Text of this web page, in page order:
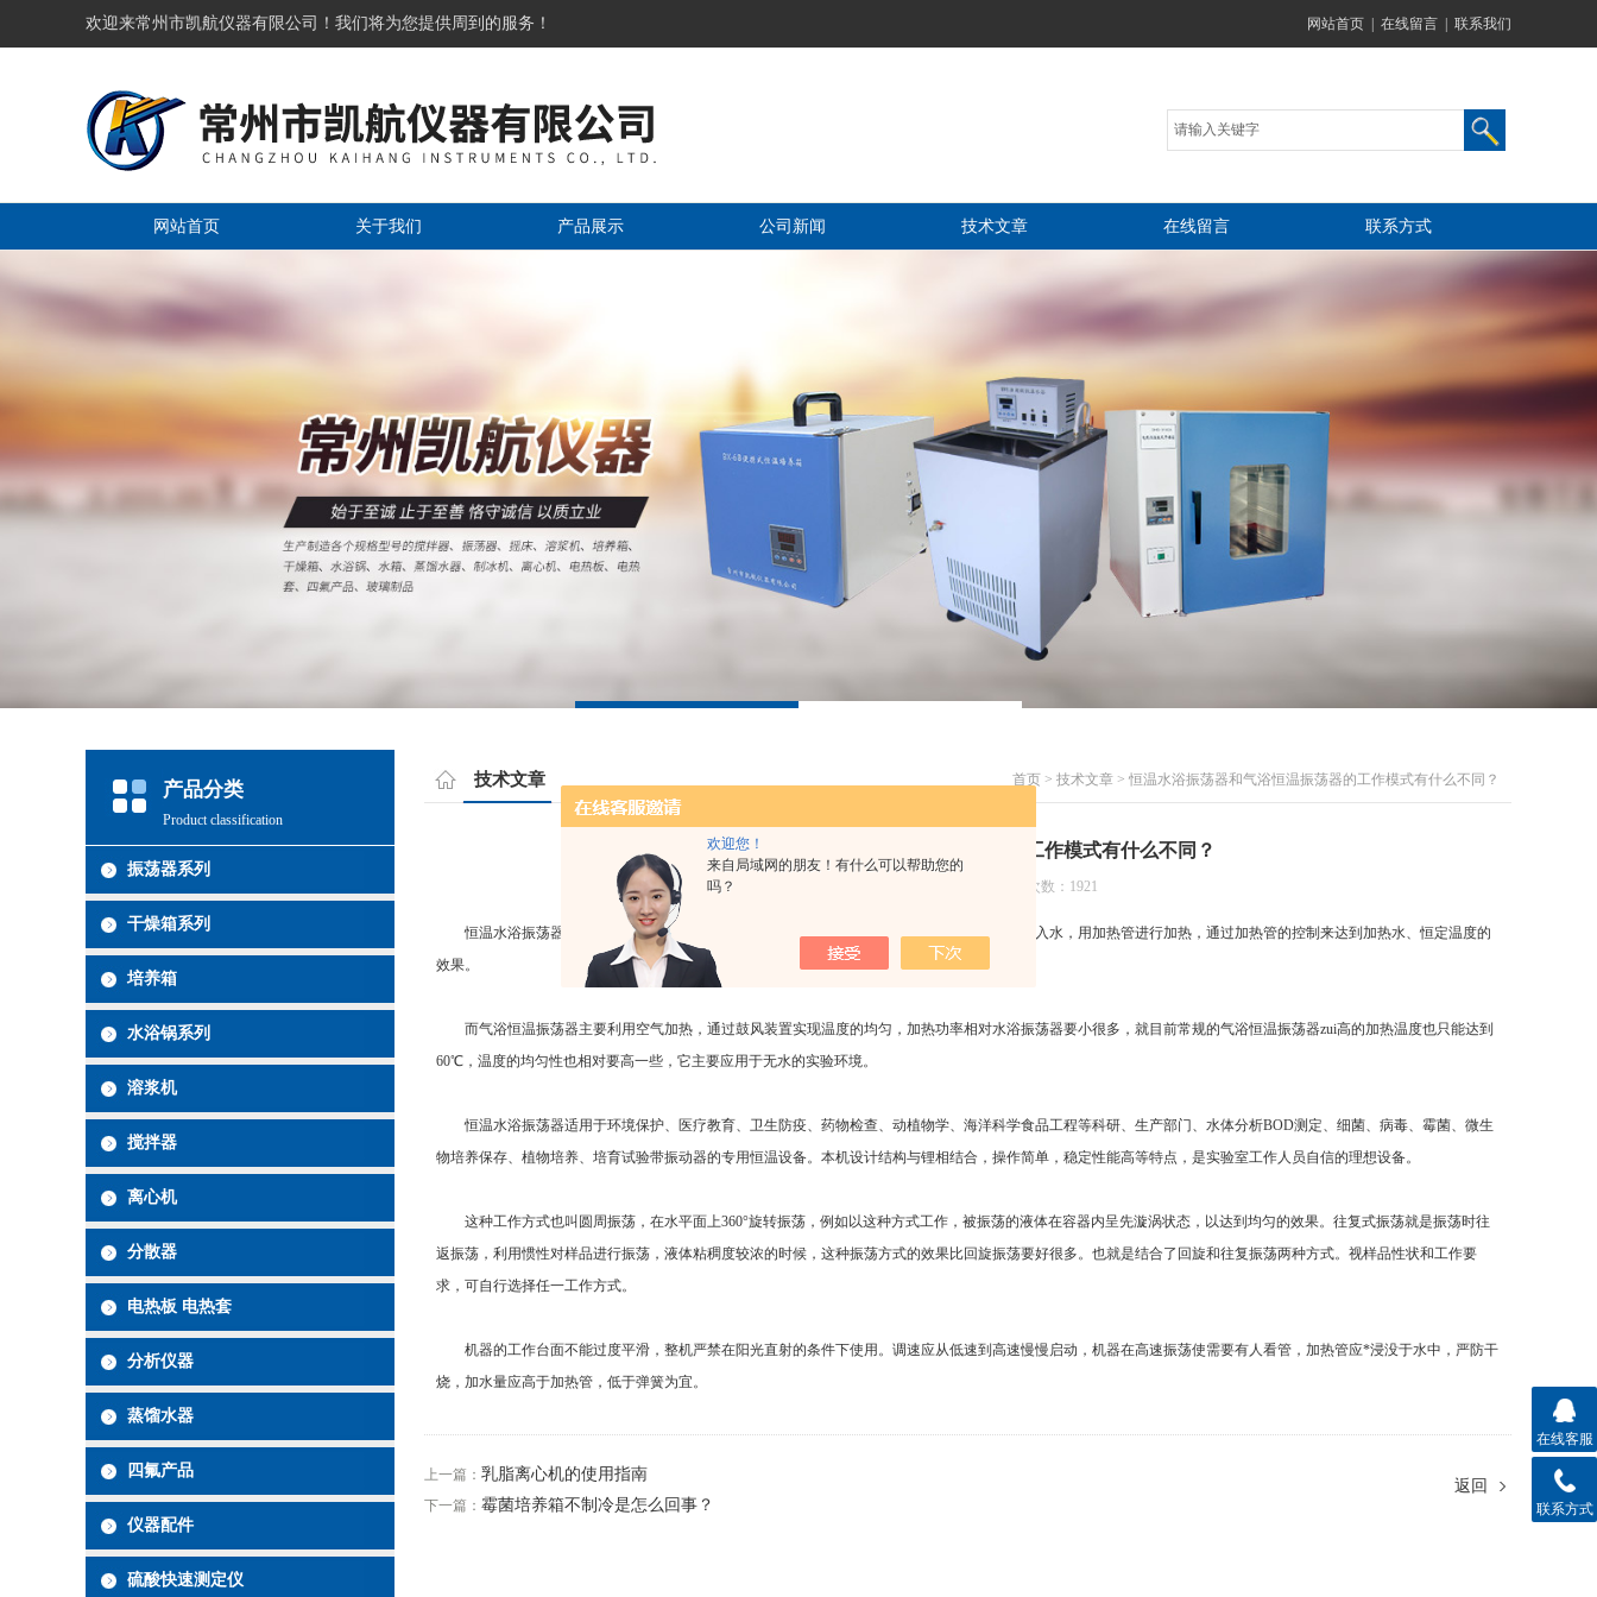
欢迎您！
来自局域网的朋友！有什么可以帮助您的
吗？
欢迎来常州市凯航仪器有限公司！我们将为您提供周到的服务！ 网站首页 在线留言 联系我们
网站首页 关于我们 产品展示 公司新闻 技术文章 在线留言 联系方式
技术文章 首页 > 技术文章 > 恒温水浴振荡器和气浴恒温振荡器的工作模式有什么不同？
恒温水浴振荡器和气浴恒温振荡器的工作模式有什么不同？
更新日期：2022-06-20 浏览次数：1921
恒温水浴振荡器的恒温加热是通过加热管加热，其中的原理就是水浴锅的原理，在水槽中注入水，用加热管进行加热，通过加热管的控制来达到加热水、恒定温度的
效果。
而气浴恒温振荡器主要利用空气加热，通过鼓风装置实现温度的均匀，加热功率相对水浴振荡器要小很多，就目前常规的气浴恒温振荡器zui高的加热温度也只能达到
60℃，温度的均匀性也相对要高一些，它主要应用于无水的实验环境。
恒温水浴振荡器适用于环境保护、医疗教育、卫生防疫、药物检查、动植物学、海洋科学食品工程等科研、生产部门、水体分析BOD测定、细菌、病毒、霉菌、微生
物培养保存、植物培养、培育试验带振动器的专用恒温设备。本机设计结构与锂相结合，操作简单，稳定性能高等特点，是实验室工作人员自信的理想设备。
这种工作方式也叫圆周振荡，在水平面上360°旋转振荡，例如以这种方式工作，被振荡的液体在容器内呈先漩涡状态，以达到均匀的效果。往复式振荡就是振荡时往
返振荡，利用惯性对样品进行振荡，液体粘稠度较浓的时候，这种振荡方式的效果比回旋振荡要好很多。也就是结合了回旋和往复振荡两种方式。视样品性状和工作要
求，可自行选择任一工作方式。
机器的工作台面不能过度平滑，整机严禁在阳光直射的条件下使用。调速应从低速到高速慢慢启动，机器在高速振荡使需要有人看管，加热管应*浸没于水中，严防干
烧，加水量应高于加热管，低于弹簧为宜。
上一篇： 乳脂离心机的使用指南
下一篇： 霉菌培养箱不制冷是怎么回事？
返回
产品分类
Product classification
振荡器系列
干燥箱系列
培养箱
水浴锅系列
溶浆机
搅拌器
离心机
分散器
电热板 电热套
分析仪器
蒸馏水器
四氟产品
仪器配件
硫酸快速测定仪
在线客服
联系方式